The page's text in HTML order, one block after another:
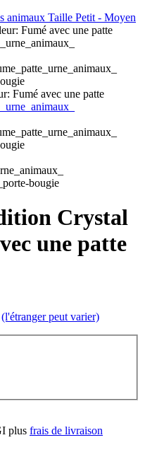
animaux Taille Petit - Moyen
Fumé avec une patte
Fumé avec une patte
Crystal
une patte
(l'étranger peut varier)
plus frais de livraison